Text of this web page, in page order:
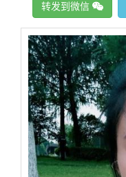
转发到微信